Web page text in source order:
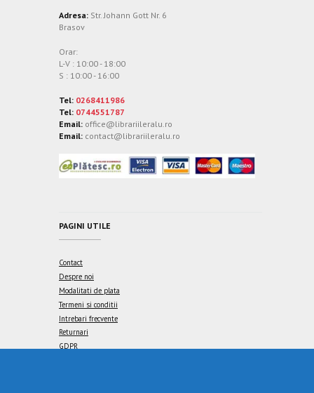
Adresa: Str. Johann Gott Nr. 6
Brasov
Orar:
L-V : 10:00 - 18:00
S : 10:00 - 16:00
Tel: 0268411986
Tel: 0744551787
Email: office@librariileralu.ro
Email: contact@librariileralu.ro
PAGINI UTILE
Contact
Despre noi
Modalitati de plata
Termeni si conditii
Intrebari frecvente
Returnari
GDPR